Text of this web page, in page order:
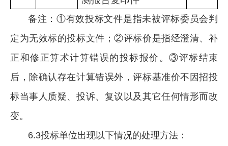
备注：①有效投标文件是指未被评标委员会判
定为无效标的投标文件；②评标价是指经澄清、补
正和修正算术计算错误的投标报价。③评标结束
后，除确认存在计算错误外，评标基准价不因招投
标当事人质疑、投诉、复议以及其它任何情形而改
变。
6.3投标单位出现以下情况的处理方法：